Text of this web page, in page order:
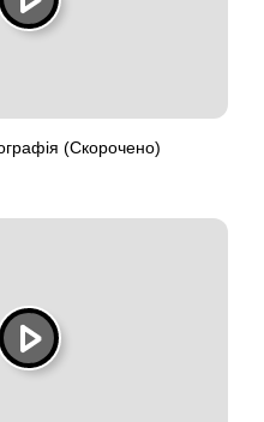
(Скорочено)